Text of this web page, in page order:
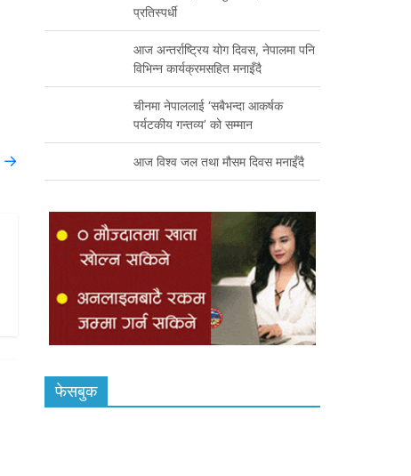
→
प्रतिस्पर्धी
आज अन्तर्राष्ट्रिय योग दिवस, नेपालमा पनि
विभिन्न कार्यक्रमसहित मनाइँदै
चीनमा नेपाललाई ‘सबैभन्दा आकर्षक
पर्यटकीय गन्तव्य’ को सम्मान
आज विश्व जल तथा मौसम दिवस मनाइँदै
फेसबुक